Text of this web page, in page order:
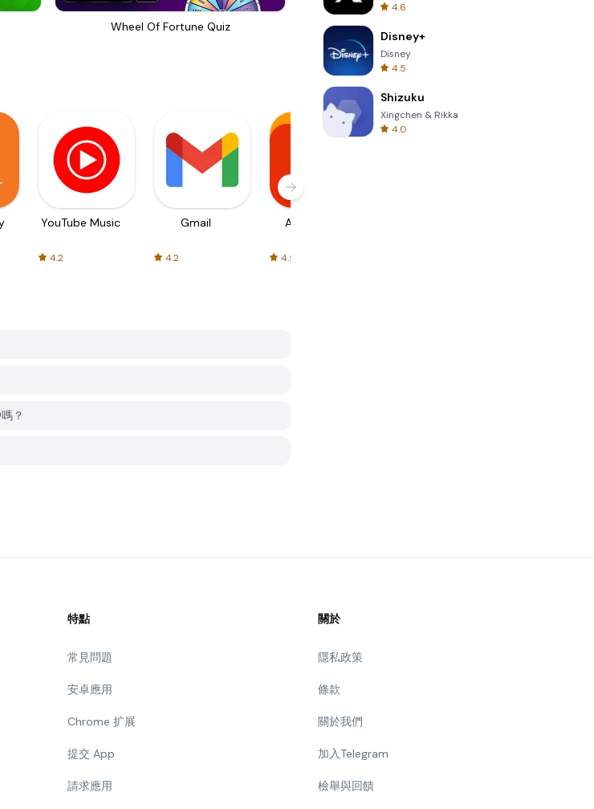
Wheel Of Fortune Quiz
YouTube Music
4.2
Gmail
4.2
AliExpress
4.5
？
4.6
Disney+
Disney
4.5
Shizuku
Xingchen & Rikka
4.0
特點
常見問題
安卓應用
Chrome 扩展
提交 App
請求應用
關於
隱私政策
條款
關於我們
加入Telegram
檢舉與回饋